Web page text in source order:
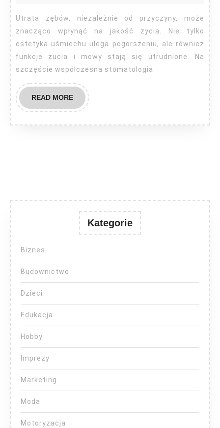
Utrata zębów, niezależnie od przyczyny, może
znacząco wpłynąć na jakość życia. Nie tylko
estetyka uśmiechu ulega pogorszeniu, ale również
funkcje żucia i mowy stają się utrudnione. Na
szczęście współczesna stomatologia
READ MOREREAD
MORE
Kategorie
Biznes
Budownictwo
Dzieci
Edukacja
Hobby
Imprezy
Marketing
Moda
Motoryzacja